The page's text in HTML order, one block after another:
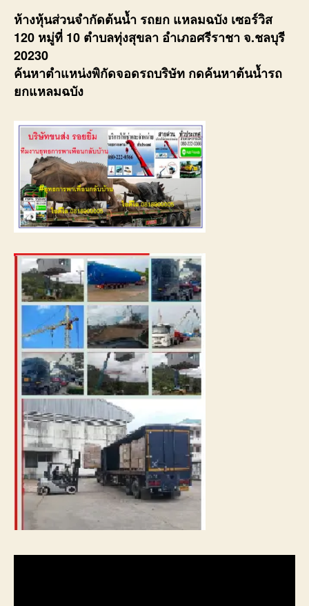
ห้างหุ้นส่วนจำกัดต้นน้ำ รถยก แหลมฉบัง เซอร์วิส
120 หมู่ที่ 10 ตำบลทุ่งสุขลา อำเภอศรีราชา จ.ชลบุรี
20230
ค้นหาตำแหน่งพิกัดจอดรถบริษัท กดค้นหาต้นน้ำรถ
ยกแหลมฉบัง